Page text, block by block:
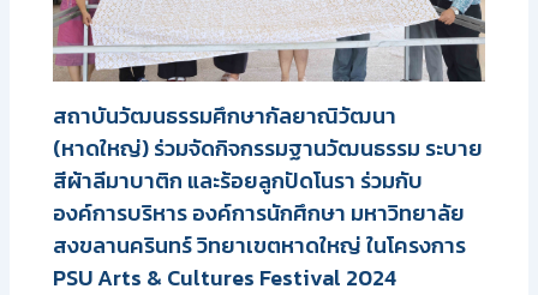
สถาบันวัฒนธรรมศึกษากัลยาณิวัฒนา
(หาดใหญ่) ร่วมจัดกิจกรรมฐานวัฒนธรรม ระบาย
สีผ้าลีมาบาติก และร้อยลูกปัดโนรา ร่วมกับ
องค์การบริหาร องค์การนักศึกษา มหาวิทยาลัย
สงขลานครินทร์ วิทยาเขตหาดใหญ่ ในโครงการ
PSU Arts & Cultures Festival 2024